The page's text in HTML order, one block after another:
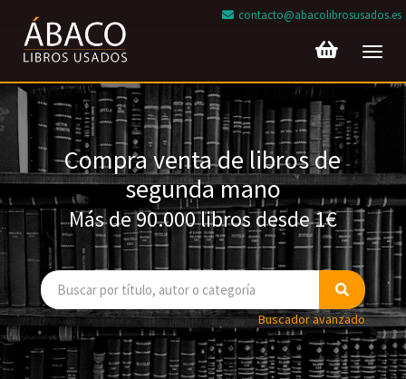
contacto@abacolibrosusados.es
Compra venta de libros de
segunda mano
Más de 90.000 libros desde 1€
Buscador avanzado